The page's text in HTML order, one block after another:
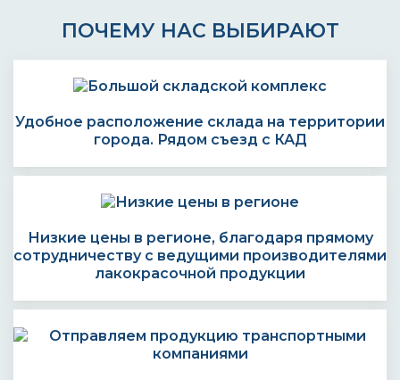
ПОЧЕМУ НАС ВЫБИРАЮТ
Удобное расположение склада на территории
города. Рядом съезд с КАД
Низкие цены в регионе, благодаря прямому
сотрудничеству с ведущими производителями
лакокрасочной продукции